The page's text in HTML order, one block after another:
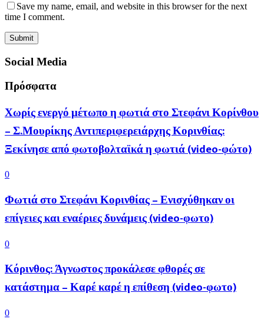
Save my name, email, and website in this browser for the next
time I comment.
Social Media
Πρόσφατα
Χωρίς ενεργό μέτωπο η φωτιά στο Στεφάνι Κορίνθου
– Σ.Μουρίκης Αντιπεριφερειάρχης Κορινθίας:
Ξεκίνησε από φωτοβολταϊκά η φωτιά (video-φώτο)
0
Φωτιά στο Στεφάνι Κορινθίας – Ενισχύθηκαν οι
επίγειες και εναέριες δυνάμεις (video-φωτο)
0
Κόρινθος: Άγνωστος προκάλεσε φθορές σε
κατάστημα – Καρέ καρέ η επίθεση (video-φωτο)
0